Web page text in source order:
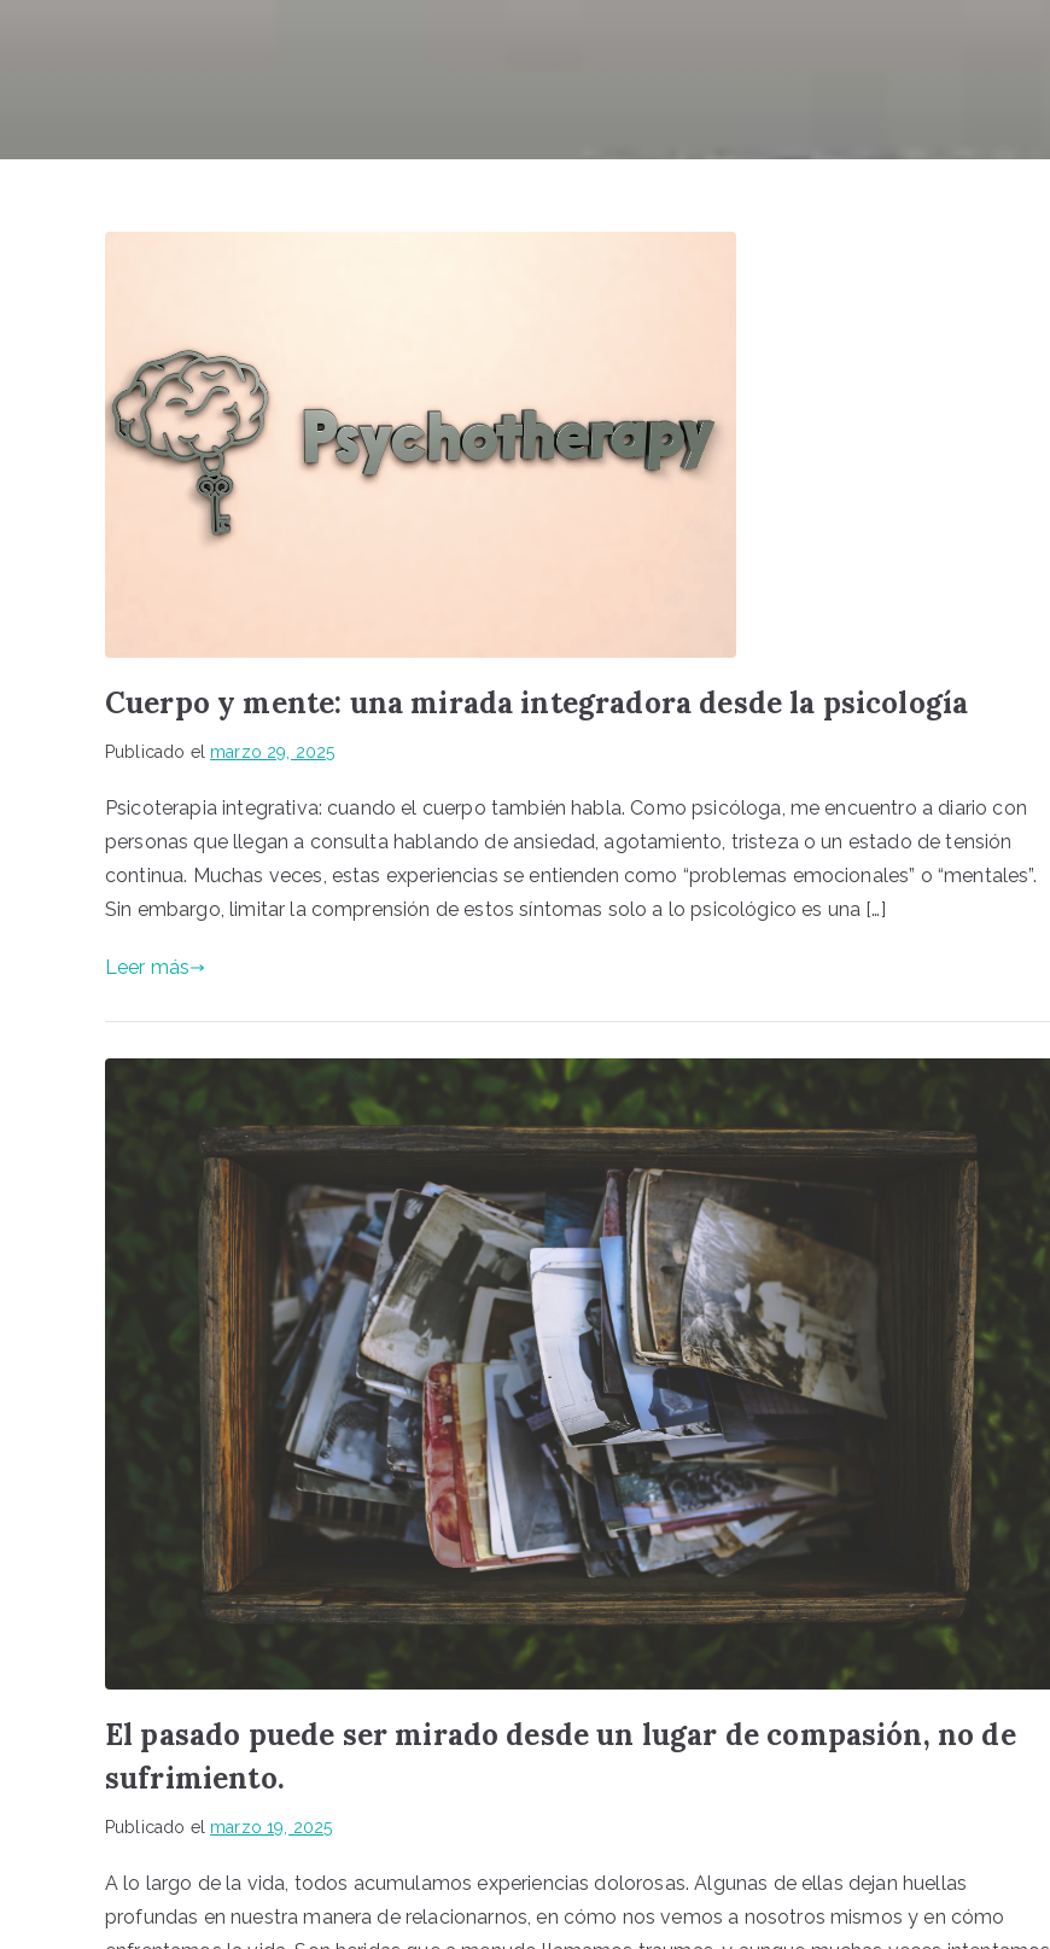
Cuerpo y mente: una mirada integradora desde la psicología
Publicado el marzo 29, 2025
Psicoterapia integrativa: cuando el cuerpo también habla. Como psicóloga, me encuentro a diario con
personas que llegan a consulta hablando de ansiedad, agotamiento, tristeza o un estado de tensión
continua. Muchas veces, estas experiencias se entienden como “problemas emocionales” o “mentales”.
Sin embargo, limitar la comprensión de estos síntomas solo a lo psicológico es una […]
Leer más
El pasado puede ser mirado desde un lugar de compasión, no de
sufrimiento.
Publicado el marzo 19, 2025
A lo largo de la vida, todos acumulamos experiencias dolorosas. Algunas de ellas dejan huellas
profundas en nuestra manera de relacionarnos, en cómo nos vemos a nosotros mismos y en cómo